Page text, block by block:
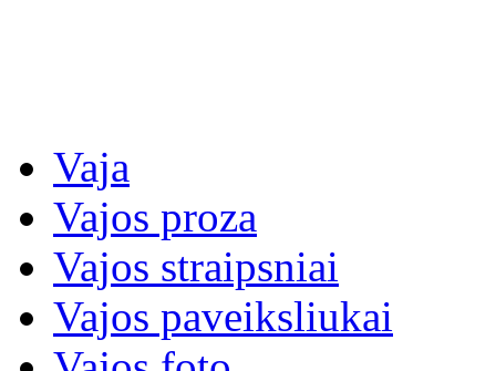
Vaja
Vajos proza
Vajos straipsniai
Vajos paveiksliukai